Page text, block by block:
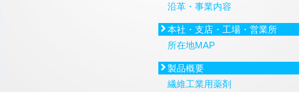
沿革・事業内容
本社・支店・工場・営業所
所在地MAP
製品概要
繊維工業用薬剤